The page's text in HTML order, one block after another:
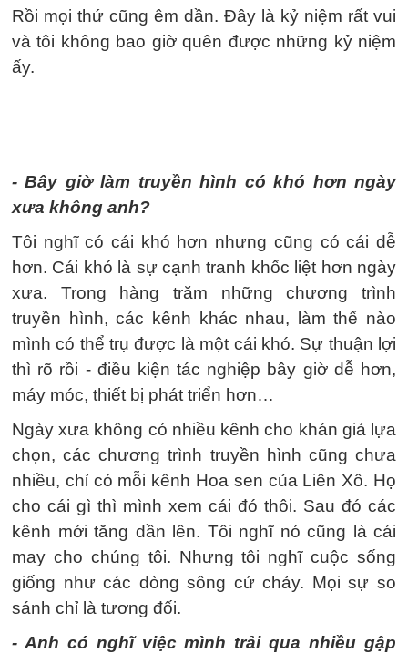
Rồi mọi thứ cũng êm dần. Đây là kỷ niệm rất vui
và tôi không bao giờ quên được những kỷ niệm
ấy.
- Bây giờ làm truyền hình có khó hơn ngày
xưa không anh?
Tôi nghĩ có cái khó hơn nhưng cũng có cái dễ
hơn. Cái khó là sự cạnh tranh khốc liệt hơn ngày
xưa. Trong hàng trăm những chương trình
truyền hình, các kênh khác nhau, làm thế nào
mình có thể trụ được là một cái khó. Sự thuận lợi
thì rõ rồi - điều kiện tác nghiệp bây giờ dễ hơn,
máy móc, thiết bị phát triển hơn…
Ngày xưa không có nhiều kênh cho khán giả lựa
chọn, các chương trình truyền hình cũng chưa
nhiều, chỉ có mỗi kênh Hoa sen của Liên Xô. Họ
cho cái gì thì mình xem cái đó thôi. Sau đó các
kênh mới tăng dần lên. Tôi nghĩ nó cũng là cái
may cho chúng tôi. Nhưng tôi nghĩ cuộc sống
giống như các dòng sông cứ chảy. Mọi sự so
sánh chỉ là tương đối.
- Anh có nghĩ việc mình trải qua nhiều gập